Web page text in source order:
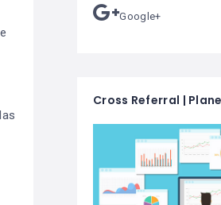
Google+
Cross Referral |